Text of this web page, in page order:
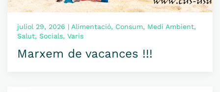
juliol 29, 2026 | Alimentació, Consum, Medi Ambient,
Salut, Socials, Varis
Marxem de vacances !!!